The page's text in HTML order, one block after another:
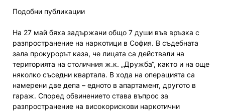
Подобни публикации
На 27 май бяха задържани общо 7 души във връзка с
разпространение на наркотици в София. В съдебната
зала прокурорът каза, че лицата са действали на
територията на столичния ж.к. „Дружба“, както и на още
няколко съседни квартала. В хода на операцията са
намерени две депа – едното в апартамент, другото в
гараж. Според обвинението става въпрос за
разпространение на високорискови наркотични